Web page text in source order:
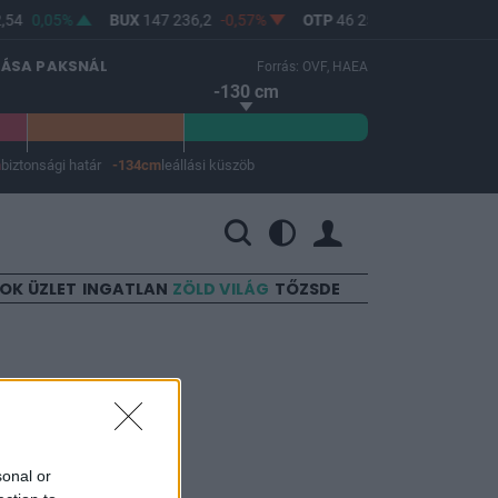
or
0,05% BUX147 236,2 -0,57% OTP46 250
PAKSNÁL Forrás: OVF, HAEA
-130 cm
biztonsági határ -134cm leállási küszöb
ÜZLET INGATLAN ZÖLD VILÁG TŐZSDE